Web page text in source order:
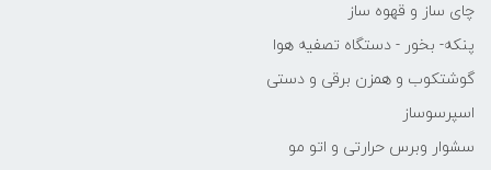
چای ساز و قهوه ساز
پنکه- بخور - دستگاه تصفیه هوا
گوشتکوب و همزن برقی و دستی
اسپرسوساز
سشوار وبرس حرارتی و اتو مو